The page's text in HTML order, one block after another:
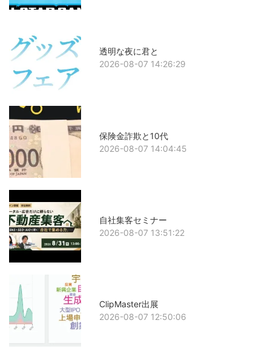
透明な夜に君と
2026-08-07 14:26:29
保険金詐欺と10代
2026-08-07 14:04:45
自社集客セミナー
2026-08-07 13:51:22
ClipMaster出展
2026-08-07 12:50:06